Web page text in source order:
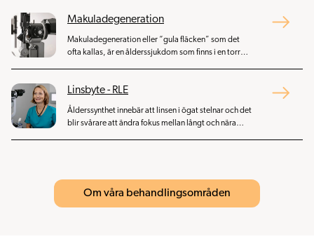
Makuladegeneration
Makuladegeneration eller “gula fläcken” som det
ofta kallas, är en ålderssjukdom som finns i en torr
ögat för att få sjukdomen att stanna upp.
Linsbyte - RLE
Ålderssynthet innebär att linsen i ögat stelnar och det
blir svårare att ändra fokus mellan långt och nära
Om våra behandlingsområden